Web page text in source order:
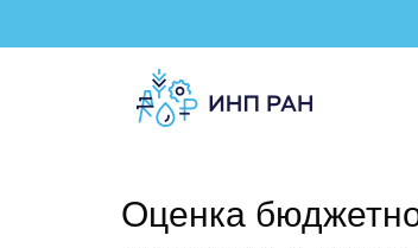
Оценка